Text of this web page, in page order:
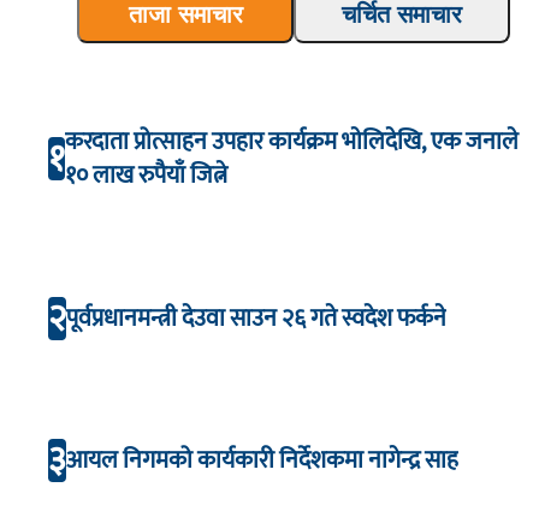
ताजा समाचार चर्चित समाचार
१करदाता प्रोत्साहन उपहार कार्यक्रम भाेलिदेखि, एक जनाले
१० लाख रुपैयाँ जित्ने
२पूर्वप्रधानमन्त्री देउवा साउन २६ गते स्वदेश फर्कने
३आयल निगमको कार्यकारी निर्देशकमा नागेन्द्र साह